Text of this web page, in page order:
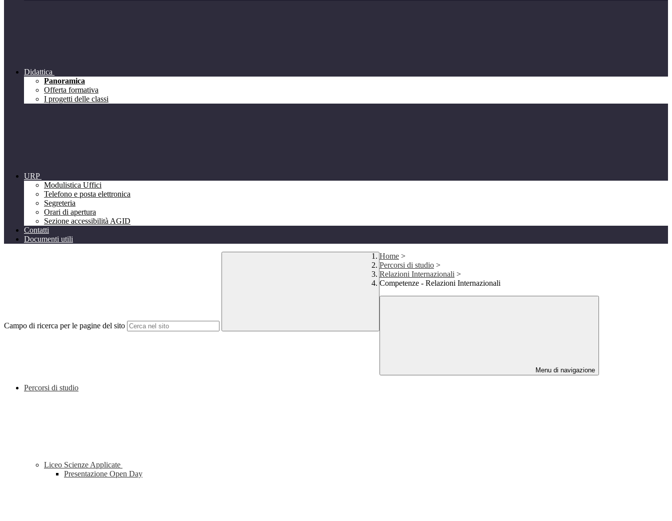
Didattica
Panoramica
Offerta formativa
I progetti delle classi
URP
Modulistica Uffici
Telefono e posta elettronica
Segreteria
Orari di apertura
Sezione accessibilità AGID
Contatti
Documenti utili
Campo di ricerca per le pagine del sito
Home >
Percorsi di studio >
Relazioni Internazionali >
Competenze - Relazioni Internazionali
Menu di navigazione
Percorsi di studio
Liceo Scienze Applicate
Presentazione Open Day